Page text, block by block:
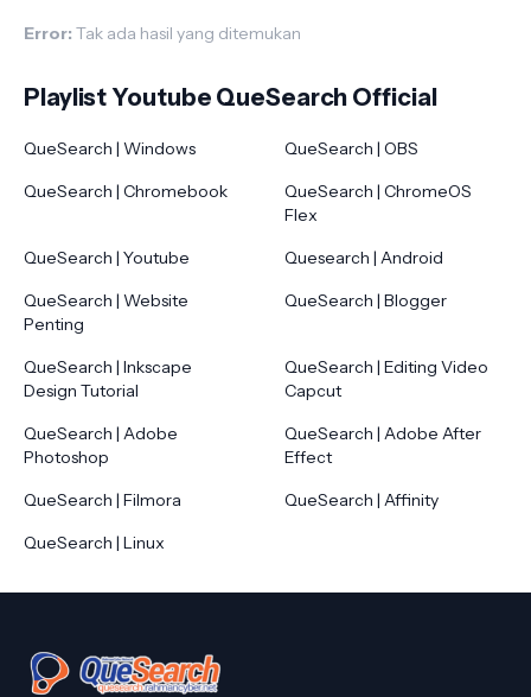
Error: Tak ada hasil yang ditemukan
Playlist Youtube QueSearch Official
QueSearch | Windows
QueSearch | OBS
QueSearch | Chromebook
QueSearch | ChromeOS
Flex
QueSearch | Youtube
Quesearch | Android
QueSearch | Website
Penting
QueSearch | Blogger
QueSearch | Inkscape
Design Tutorial
QueSearch | Editing Video
Capcut
QueSearch | Adobe
Photoshop
QueSearch | Adobe After
Effect
QueSearch | Filmora
QueSearch | Affinity
QueSearch | Linux